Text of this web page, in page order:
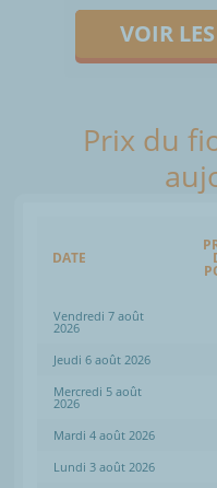
VOIR
Prix du
DATE
Vendredi 7 août
2026
Jeudi 6 août 2026
Mercredi 5 août
2026
Mardi 4 août 2026
Lundi 3 août 2026